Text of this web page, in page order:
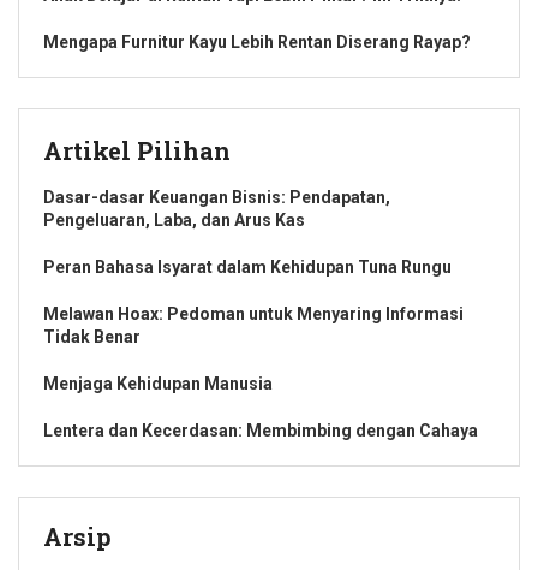
Mengapa Furnitur Kayu Lebih Rentan Diserang Rayap?
Artikel Pilihan
Dasar-dasar Keuangan Bisnis: Pendapatan,
Pengeluaran, Laba, dan Arus Kas
Peran Bahasa Isyarat dalam Kehidupan Tuna Rungu
Melawan Hoax: Pedoman untuk Menyaring Informasi
Tidak Benar
Menjaga Kehidupan Manusia
Lentera dan Kecerdasan: Membimbing dengan Cahaya
Arsip